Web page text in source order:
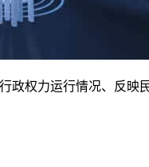
政权力运行情况、反